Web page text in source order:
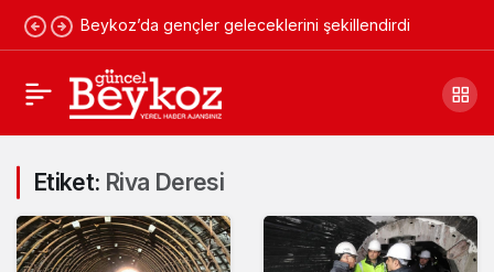
Beykoz’da gençler geleceklerini şekillendirdi
Etiket: Riva Deresi